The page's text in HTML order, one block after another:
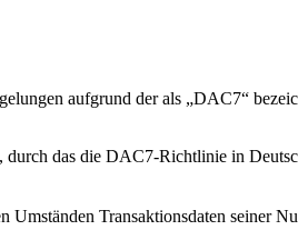
aufgrund der als „DAC7“
das die DAC7-Richtlinie in
Transaktionsdaten seiner